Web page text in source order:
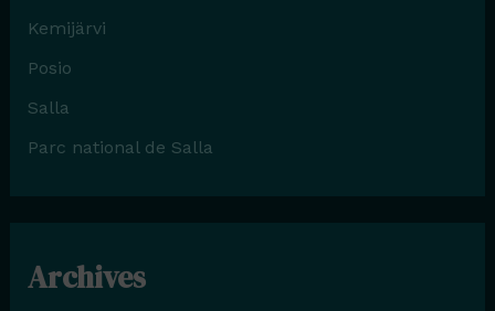
Kemijärvi
Posio
Salla
Parc national de Salla
Archives